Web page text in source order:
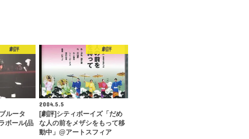
劇評
ルータ
ボール(品
劇評
2004.5.5
[劇評]シティボーイズ「だめ
な人の前をメザシをもって移
動中」@アートスフィア